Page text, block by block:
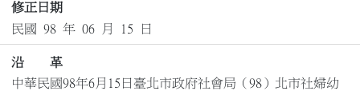
修正日期
民國 98 年 06 月 15 日
沿 革
中華民國98年6月15日臺北市政府社會局（98）北市社婦幼